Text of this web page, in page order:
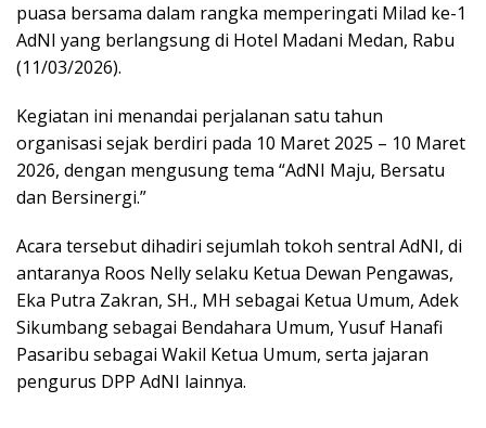
puasa bersama dalam rangka memperingati Milad ke-1
AdNI yang berlangsung di Hotel Madani Medan, Rabu
(11/03/2026).
Kegiatan ini menandai perjalanan satu tahun
organisasi sejak berdiri pada 10 Maret 2025 – 10 Maret
2026, dengan mengusung tema “AdNI Maju, Bersatu
dan Bersinergi.”
Acara tersebut dihadiri sejumlah tokoh sentral AdNI, di
antaranya Roos Nelly selaku Ketua Dewan Pengawas,
Eka Putra Zakran, SH., MH sebagai Ketua Umum, Adek
Sikumbang sebagai Bendahara Umum, Yusuf Hanafi
Pasaribu sebagai Wakil Ketua Umum, serta jajaran
pengurus DPP AdNI lainnya.